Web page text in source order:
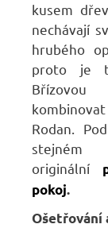
kusem
nechávají
hrubého
proto je
Rodan.
originální
pokoj.
Ošetřování